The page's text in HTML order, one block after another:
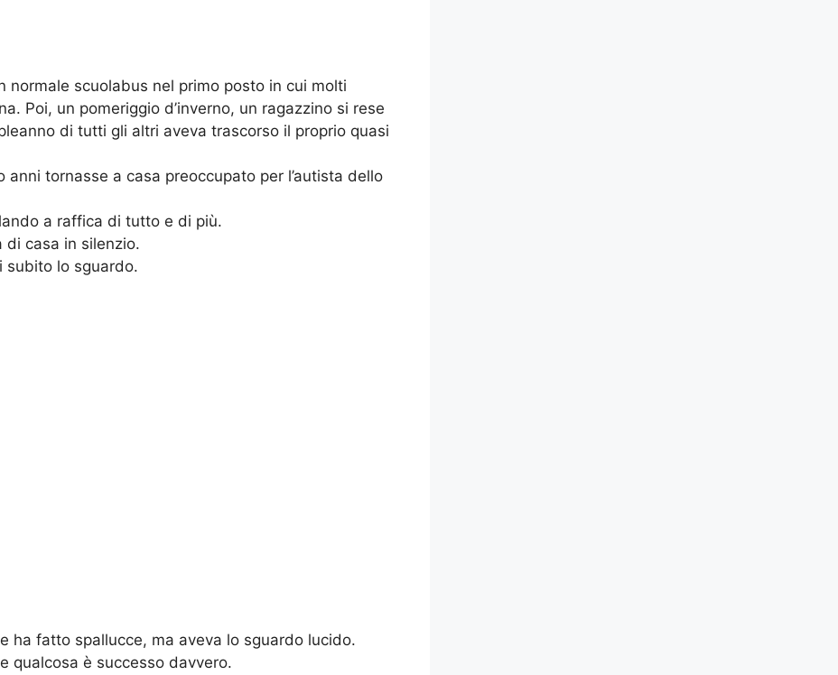
normale scuolabus nel primo posto in cui molti
Poi, un pomeriggio d’inverno, un ragazzino si rese
di tutti gli altri aveva trascorso il proprio quasi
tornasse a casa preoccupato per l’autista dello
a raffica di tutto e di più.
casa in silenzio.
subito lo sguardo.
ha fatto spallucce, ma aveva lo sguardo lucido.
qualcosa è successo davvero.